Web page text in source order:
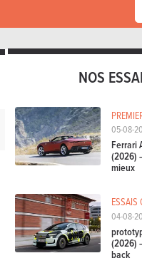
NOS
05-08-
Ferrari
(2026)
mieux
ESSAIS
04-08-
(2026)
back